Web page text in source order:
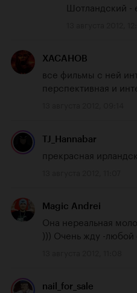
Шотландский
ХАСАНОВ
все фильмы с ней
перспективная и
TJ_Hannabar
прекрасная
Magic Andrei
Она нереальная
))) Очень жду -любой
nail_for_sale